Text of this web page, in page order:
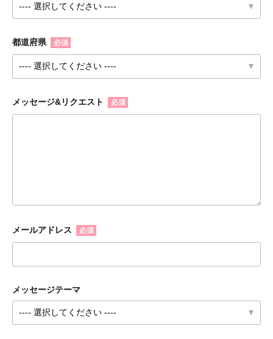
都道府県 必須
メッセージ&リクエスト 必須
メールアドレス 必須
メッセージテーマ